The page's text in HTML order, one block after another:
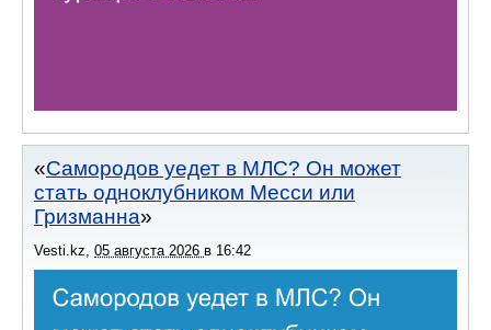
Самородов уедет в МЛС? Он может
стать одноклубником Месси или
Гризманна
Vesti.kz, 05 августа 2026 в 16:42